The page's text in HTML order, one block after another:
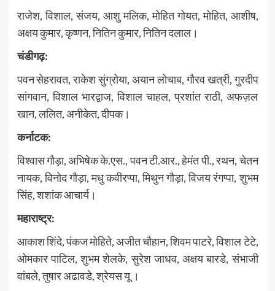
राजेश, विशाल, संजय, आशु मलिक, मोहित गोयत, मोहित, आशीष,
अक्षय कुमार, कृष्णन, नितिन कुमार, नितिन दलाल।
चंडीगढ़:
पवन सेहरावत, राकेश सुंग्रोया, अयान लोचाब, गौरव खत्री, गुरदीप
सांगवान, विशाल भारद्वाज, विशाल चाहल, प्रशांत राठी, अफज़ल
खान, ललित, अनीकेत, दीपक।
कर्नाटक:
विश्वास गौड़ा, अभिषेक के.एस., पवन टी.आर., हेमंत पी., रथन, चेतन
नायक, विनोद गौड़ा, मधु कवीरप्पा, मिथुन गौड़ा, विजय रंगप्पा, शुभम
सिंह, शशांक आचार्य।
महाराष्ट्र:
आकाश शिंदे, पंकज मोहिते, अजीत चौहान, शिवम पाटरे, विशाल टेटे,
ओमकार पाटिल, शुभम शेलके, सुरेश जाधव, अक्षय बारडे, संभाजी
वांबले, तुषार अढावडे, श्रेयस यू ।